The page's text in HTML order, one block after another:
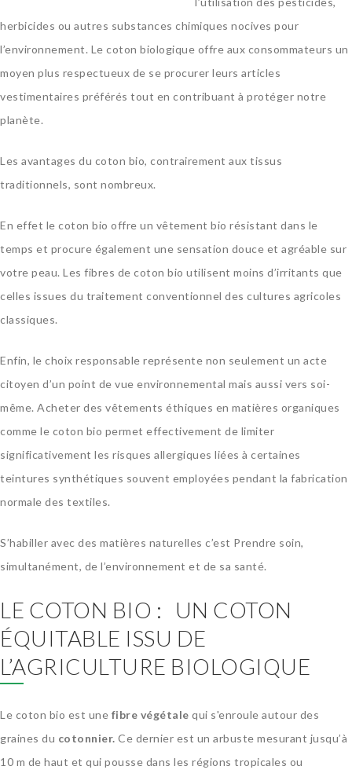
herbicides ou autres substances chimiques nocives pour
l’environnement. Le coton biologique offre aux consommateurs un
moyen plus respectueux de se procurer leurs articles
vestimentaires préférés tout en contribuant à protéger notre
planète.
Les avantages du coton bio, contrairement aux tissus
traditionnels, sont nombreux.
En effet le coton bio offre un vêtement bio résistant dans le
temps et procure également une sensation douce et agréable sur
votre peau. Les fibres de coton bio utilisent moins d’irritants que
celles issues du traitement conventionnel des cultures agricoles
classiques.
Enfin, le choix responsable représente non seulement un acte
citoyen d’un point de vue environnemental mais aussi vers soi-
même. Acheter des vêtements éthiques en matières organiques
comme le coton bio permet effectivement de limiter
significativement les risques allergiques liées à certaines
teintures synthétiques souvent employées pendant la fabrication
normale des textiles.
S’habiller avec des matières naturelles c’est Prendre soin,
simultanément, de l’environnement et de sa santé.
LE COTON BIO : UN COTON
ÉQUITABLE ISSU DE
L’AGRICULTURE BIOLOGIQUE
Le coton bio est une fibre végétale qui s'enroule autour des
graines du cotonnier. Ce dernier est un arbuste mesurant jusqu’à
10 m de haut et qui pousse dans les régions tropicales ou